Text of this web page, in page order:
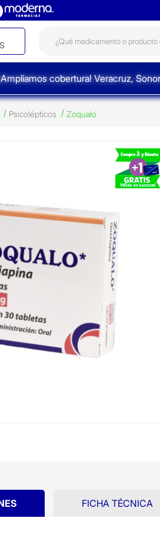
cobertura! Veracruz,
Psicolépticos Zoqualo
FICHA TÉCNICA